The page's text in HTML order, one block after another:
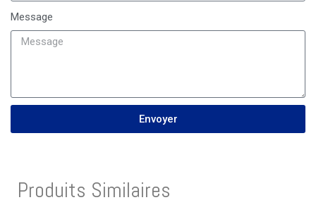
Message
Envoyer
Produits Similaires